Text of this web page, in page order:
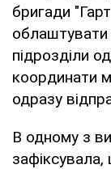
бригади
облаштувати
підрозділи
координати
одразу
В одному з